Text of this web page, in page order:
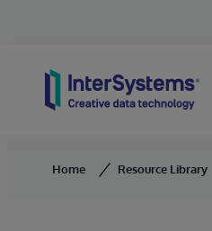
Home Resource Library